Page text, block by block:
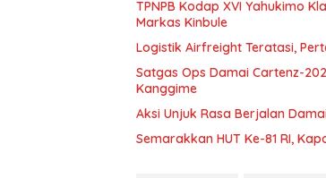
TPNPB Kodap XVI Yahukimo
Markas Kinbule
Logistik Airfreight Teratasi,
Satgas Ops Damai Cartenz-
Kanggime
Aksi Unjuk Rasa Berjalan
Semarakkan HUT Ke-81 RI,